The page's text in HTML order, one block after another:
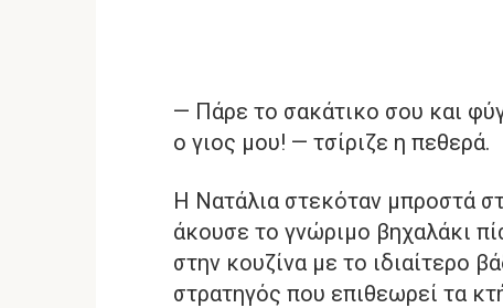
— Πάρε το σακάτικο σου και
ο γιος μου! — τσίριζε η πεθερά.
Η Νατάλια στεκόταν μπροστά
άκουσε το γνώριμο βηχαλάκι
στην κουζίνα με το ιδιαίτερο
στρατηγός που επιθεωρεί τα